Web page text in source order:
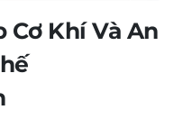
Cơ Khí Và An